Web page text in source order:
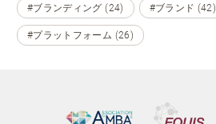
#ブランディング (24) #ブランド (42)
#プラットフォーム (26)